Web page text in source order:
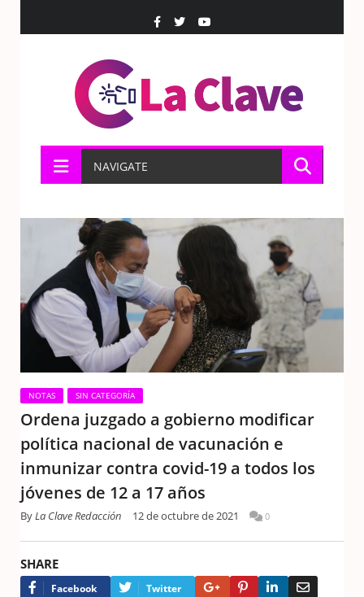
NAVIGATE
NOTAS SIN CATEGORÍA
Ordena juzgado a gobierno modificar
política nacional de vacunación e
inmunizar contra covid-19 a todos los
jóvenes de 12 a 17 años
ByLa Clave Redacción 12 de octubre de 2021 0
SHARE
Facebook Twitter Google+PinterestLinkedIn